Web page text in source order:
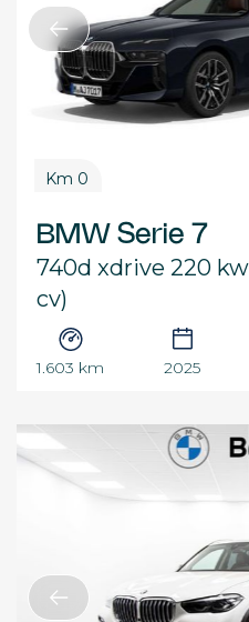
Km 0
BMW Serie 7
740d xdrive 220
cv)
1.603 km 2025